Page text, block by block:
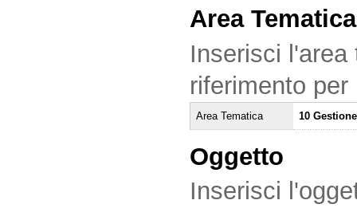
Area Tematica
Inserisci l'area
riferimento
Area Tematica 10
Oggetto
Inserisci